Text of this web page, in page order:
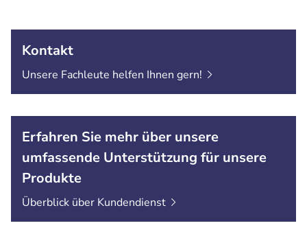
Kontakt
Unsere Fachleute helfen Ihnen gern!
Erfahren Sie mehr über unsere
umfassende Unterstützung für unsere
Produkte
Überblick über Kundendienst